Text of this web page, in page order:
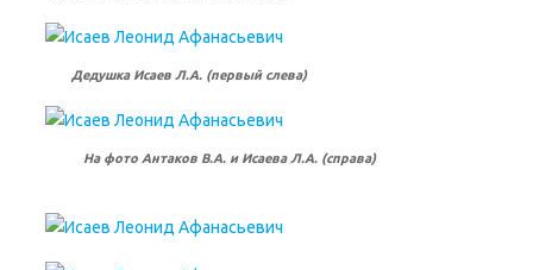
Дедушка Исаев Л.А. (первый слева)
На фото Антаков В.А. и Исаева Л.А. (справа)